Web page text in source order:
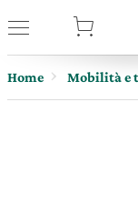
Home Mobilità e